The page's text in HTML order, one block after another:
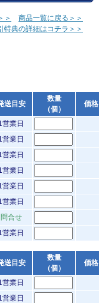
＞
商品一覧に戻る＞＞
特典の詳細はコチラ＞＞
送目安
数量
（個）
価格
営業日
営業日
営業日
営業日
営業日
営業日
問合せ
営業日
送目安
数量
（個）
価格
営業日
営業日